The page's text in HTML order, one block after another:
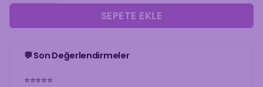
SEPETE EKLE
💬 Son Değerlendirmeler
⭐⭐⭐⭐⭐